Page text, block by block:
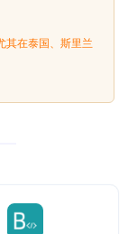
其在泰国、斯里兰